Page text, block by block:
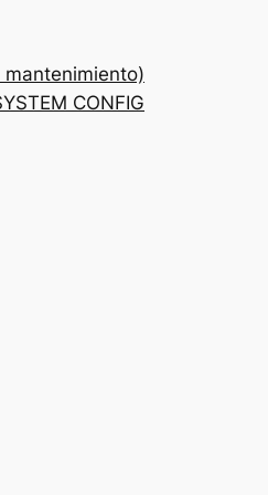
mantenimiento)
CONFIG